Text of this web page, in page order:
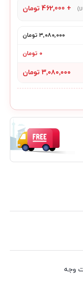
+
462,000 تومان
۳٬۰۸۰٬۰۰۰ تومان
۰ تومان
۳٬۰۸۰٬۰۰۰ تومان